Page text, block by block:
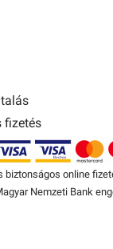
fizetés
biztonságos online
Nemzeti Bank